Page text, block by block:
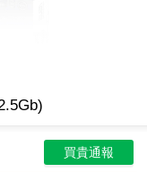
買貴通報